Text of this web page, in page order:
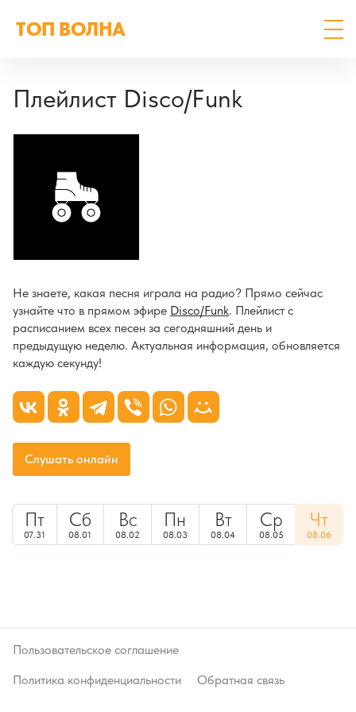
ТОП ВОЛНА
Плейлист Disco/Funk
Не знаете, какая песня играла на радио? Прямо сейчас
узнайте что в прямом эфире Disco/Funk. Плейлист с
расписанием всех песен за сегодняшний день и
предыдущую неделю. Актуальная информация, обновляется
каждую секунду!
Слушать онлайн
Пт
07.31
Сб
08.01
Вс
08.02
Пн
08.03
Вт
08.04
Ср
08.05
Чт
08.06
Пользовательское соглашение
Политика конфиденциальности
Обратная связь